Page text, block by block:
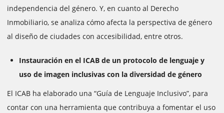
independencia del género. Y, en cuanto al Derecho
Inmobiliario, se analiza cómo afecta la perspectiva de género
al diseño de ciudades con accesibilidad, entre otros.
Instauración en el ICAB de un protocolo de lenguaje y
uso de imagen inclusivas con la diversidad de género
El ICAB ha elaborado una “Guía de Lenguaje Inclusivo”, para
contar con una herramienta que contribuya a fomentar el uso